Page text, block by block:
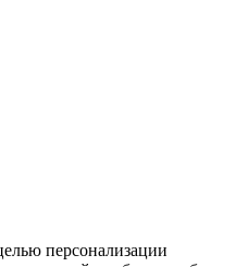
персонализации